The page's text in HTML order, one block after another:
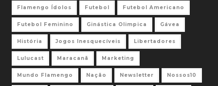
Flamengo Ídolos Futebol Futebol Americano
Futebol Feminino Ginástica Olimpica Gávea
História Jogos Inesquecíveis Libertadores
Lulucast Maracanã Marketing
Mundo Flamengo Nação Newsletter Nossos10